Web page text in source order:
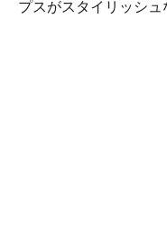
プスがスタイリッシュ